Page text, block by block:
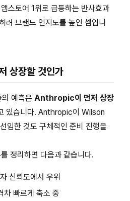
스토어 1위로 급등하는 반사효과
려 브랜드 인지도를 높인 셈입니
상장할 것인가
예측은 Anthropic이 먼저 상장
있습니다. Anthropic이 Wilson
임한 것도 구체적인 준비 진행을
정리하면 다음과 같습니다.
신뢰도에서 우위
차 빠르게 축소 중